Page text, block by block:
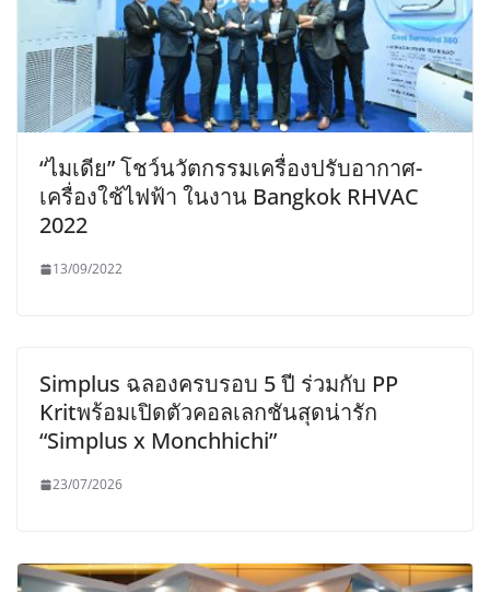
“ไมเดีย” โชว์นวัตกรรมเครื่องปรับอากาศ-
เครื่องใช้ไฟฟ้า ในงาน Bangkok RHVAC
2022
13/09/2022
Simplus ฉลองครบรอบ 5 ปี ร่วมกับ PP
Kritพร้อมเปิดตัวคอลเลกชันสุดน่ารัก
“Simplus x Monchhichi”
23/07/2026